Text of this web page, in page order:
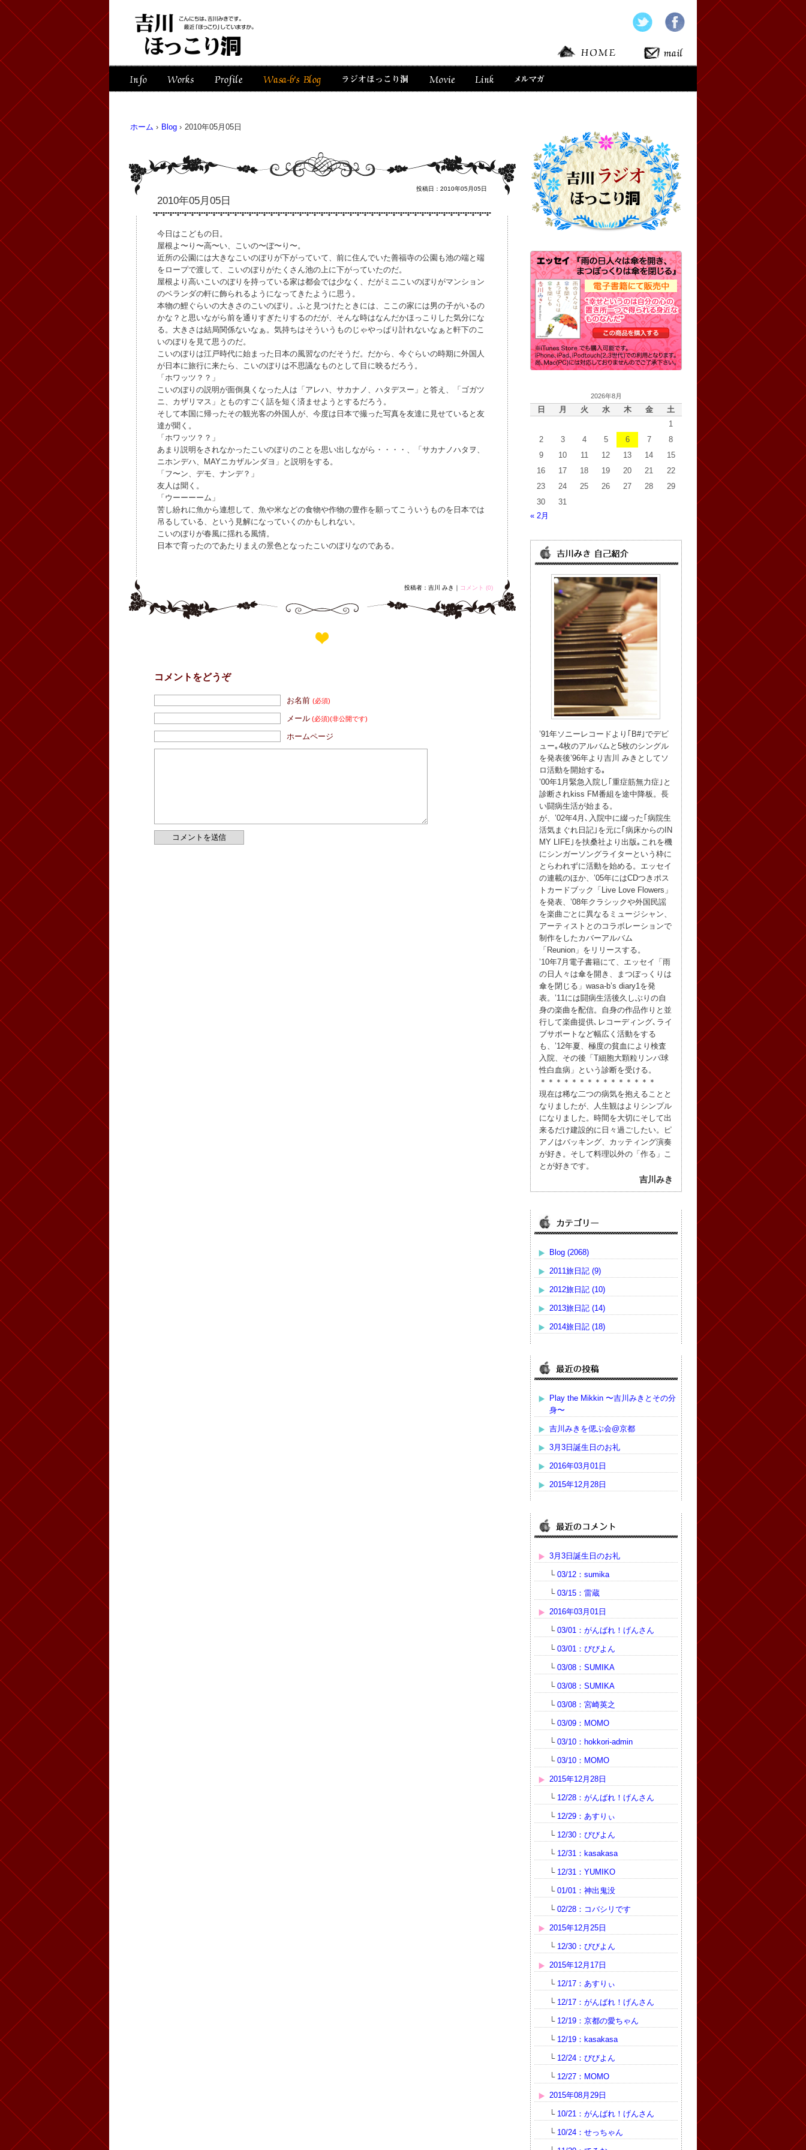
ホーム › Blog › 2010年05月05日
投稿日：2010年05月05日
2010年05月05日
今日はこどもの日。
屋根よ〜り〜高〜い、こいの〜ぼ〜り〜。
近所の公園には大きなこいのぼりが下がっていて、前に住んでいた善福寺の公園も池の端と端
をロープで渡して、こいのぼりがたくさん池の上に下がっていたのだ。
屋根より高いこいのぼりを持っている家は都会では少なく、だがミニこいのぼりがマンション
のベランダの軒に飾られるようになってきたように思う。
本物の鯉ぐらいの大きさのこいのぼり。ふと見つけたときには、ここの家には男の子がいるの
かな？と思いながら前を通りすぎたりするのだが、そんな時はなんだかほっこりした気分にな
る。大きさは結局関係ないなぁ。気持ちはそういうものじゃやっぱり計れないなぁと軒下のこ
いのぼりを見て思うのだ。
こいのぼりは江戸時代に始まった日本の風習なのだそうだ。だから、今ぐらいの時期に外国人
が日本に旅行に来たら、こいのぼりは不思議なものとして目に映るだろう。
「ホワッツ？？」
こいのぼりの説明が面倒臭くなった人は「アレハ、サカナノ、ハタデスー」と答え、「ゴガツ
ニ、カザリマス」とものすごく話を短く済ませようとするだろう。
そして本国に帰ったその観光客の外国人が、今度は日本で撮った写真を友達に見せていると友
達が聞く。
「ホワッツ？？」
あまり説明をされなかったこいのぼりのことを思い出しながら・・・・、「サカナノハタヲ、
ニホンデハ、MAYニカザルンダヨ」と説明をする。
「フ〜ン、デモ、ナンデ？」
友人は聞く。
「ウーーーーム」
苦し紛れに魚から連想して、魚や米などの食物や作物の豊作を願ってこういうものを日本では
吊るしている、という見解になっていくのかもしれない。
こいのぼりが春風に揺れる風情。
日本で育ったのであたりまえの景色となったこいのぼりなのである。
投稿者：吉川 みき｜ コメント (0)
コメントをどうぞ
お名前(必須)
メール (必須)(非公開です)
ホームページ
2026年8月
日 月 火 水 木 金
土
1
2
3 4 5 6 7
8
9
10 11 12 13 14
15
16
17 18 19 20 21
22
23
24 25 26 27 28
29
30
31
« 2月
’91年ソニーレコードより｢B#｣でデビ
ュー｡4枚のアルバムと5枚のシングル
を発表後’96年より吉川 みきとしてソ
ロ活動を開始する｡
’00年1月緊急入院し｢重症筋無力症｣と
診断されkiss FM番組を途中降板。長
い闘病生活が始まる。
が、’02年4月､入院中に綴った｢病院生
活気まぐれ日記｣を元に｢病床からのIN
MY LIFE｣を扶桑社より出版｡これを機
にシンガーソングライターという枠に
とらわれずに活動を始める。エッセイ
の連載のほか、’05年にはCDつきポス
トカードブック「Live Love Flowers」
を発表、’08年クラシックや外国民謡
を楽曲ごとに異なるミュージシャン、
アーティストとのコラボレーションで
制作をしたカバーアルバム
「Reunion」をリリースする。
’10年7月電子書籍にて、エッセイ「雨
の日人々は傘を開き、まつぼっくりは
傘を閉じる」wasa-b’s diary1を発
表。’11には闘病生活後久しぶりの自
身の楽曲を配信。自身の作品作りと並
行して楽曲提供､レコーディング､ライ
ブサポートなど幅広く活動をする
も、’12年夏、極度の貧血により検査
入院、その後「T細胞大顆粒リンパ球
性白血病」という診断を受ける。
＊＊＊＊＊＊＊＊＊＊＊＊＊＊＊
現在は稀な二つの病気を抱えることと
なりましたが、人生観はよりシンプル
になりました。時間を大切にそして出
来るだけ建設的に日々過ごしたい。ピ
アノはバッキング、カッティング演奏
が好き。そして料理以外の「作る」こ
とが好きです。
吉川みき
Blog (2068)
2011旅日記 (9)
2012旅日記 (10)
2013旅日記 (14)
2014旅日記 (18)
Play the Mikkin 〜吉川みきとその分
身〜
吉川みきを偲ぶ会@京都
3月3日誕生日のお礼
2016年03月01日
2015年12月28日
3月3日誕生日のお礼
└ 03/12：sumika
└ 03/15：雷蔵
2016年03月01日
└ 03/01：がんばれ！げんさん
└ 03/01：びびよん
└ 03/08：SUMIKA
└ 03/08：SUMIKA
└ 03/08：宮崎英之
└ 03/09：MOMO
└ 03/10：hokkori-admin
└ 03/10：MOMO
2015年12月28日
└ 12/28：がんばれ！げんさん
└ 12/29：あすりぃ
└ 12/30：びびよん
└ 12/31：kasakasa
└ 12/31：YUMIKO
└ 01/01：神出鬼没
└ 02/28：コバシリです
2015年12月25日
└ 12/30：びびよん
2015年12月17日
└ 12/17：あすりぃ
└ 12/17：がんばれ！げんさん
└ 12/19：京都の愛ちゃん
└ 12/19：kasakasa
└ 12/24：びびよん
└ 12/27：MOMO
2015年08月29日
└ 10/21：がんばれ！げんさん
└ 10/24：せっちゃん